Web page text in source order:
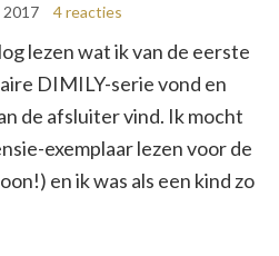
2017 4 reacties
lezen wat ik van de eerste
DIMILY-serie vond en
de afsluiter vind. Ik mocht
exemplaar lezen voor de
en ik was als een kind zo